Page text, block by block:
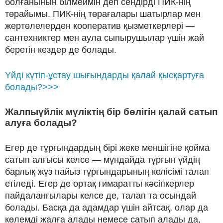
төрайымы. ПИК-нің төрағалары шатырлар мен
жертөлелерден кооператив қызметкерлері —
сантехниктер мен аула сыпырушылар үшін жай
беретін кездер де болады.
Yйді күтіп-ұстау шығындарды қалай қысқартуға
болады?>>>
Жалпыүйлік мүліктің бір бөлігін қалай сатып
алуға болады?
Егер де тұрғындардың бірі жеке меншігіне қойма
сатып алғысы келсе — мұндайда тұрғын үйдің
барлық жүз пайыз тұрғындарының келісімі талап
етіледі. Егер де ортақ ғимаратты кәсіпкерлер
пайдаланғылары келсе де, талап та осындай
болады. Басқа да адамдар үшін айтсақ, олар да
көлемді жалға алады немесе сатып алады да,